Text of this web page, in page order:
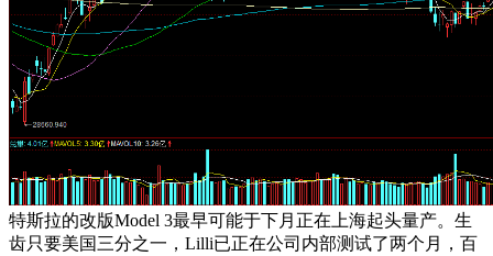
特斯拉的改版Model 3最早可能于下月正在上海起头量产。生
齿只要美国三分之一，Lilli已正在公司内部测试了两个月，百